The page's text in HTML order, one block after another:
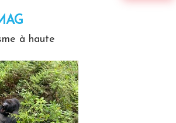
à haute